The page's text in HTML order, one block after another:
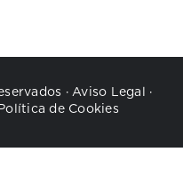
·Aviso Legal ·
de Cookies